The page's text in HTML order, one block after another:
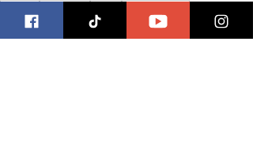
nanpa basico
Música